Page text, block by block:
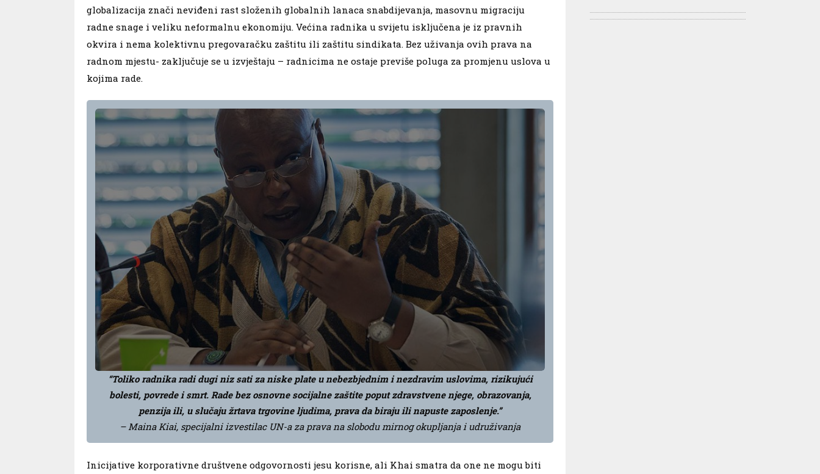
globalizacija znači neviđeni rast složenih globalnih lanaca snabdijevanja, masovnu migraciju
radne snage i veliku neformalnu ekonomiju. Većina radnika u svijetu isključena je iz pravnih
okvira i nema kolektivnu pregovaračku zaštitu ili zaštitu sindikata. Bez uživanja ovih prava na
radnom mjestu- zaključuje se u izvještaju – radnicima ne ostaje previše poluga za promjenu uslova u
kojima rade.
“Toliko radnika radi dugi niz sati za niske plate u nebezbjednim i nezdravim uslovima, rizikujući
bolesti, povrede i smrt. Rade bez osnovne socijalne zaštite poput zdravstvene njege, obrazovanja,
penzija ili, u slučaju žrtava trgovine ljudima, prava da biraju ili napuste zaposlenje.”
– Maina Kiai, specijalni izvestilac UN-a za prava na slobodu mirnog okupljanja i udruživanja
Inicijative korporativne društvene odgovornosti jesu korisne, ali Khai smatra da one ne mogu biti